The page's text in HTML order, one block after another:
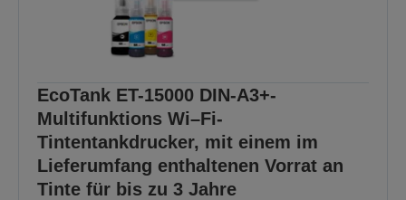
EcoTank ET-15000 DIN-A3+-
Multifunktions Wi–Fi-
Tintentankdrucker, mit einem im
Lieferumfang enthaltenen Vorrat an
Tinte für bis zu 3 Jahre